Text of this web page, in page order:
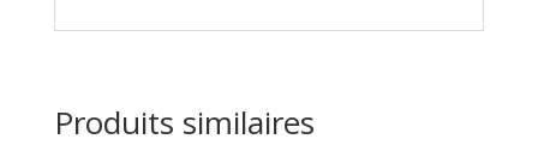
Produits similaires